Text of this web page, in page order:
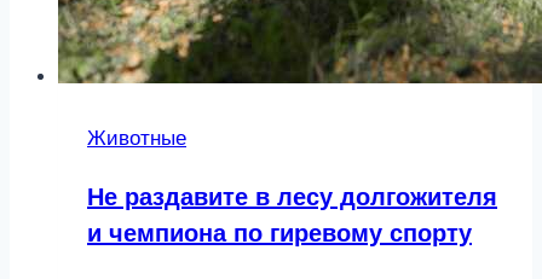
Животные
Не раздавите в лесу долгожителя
и чемпиона по гиревому спорту